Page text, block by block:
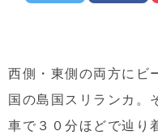
西側・東側の両方にビ
国の島国スリランカ。
車で３０分ほどで辿り